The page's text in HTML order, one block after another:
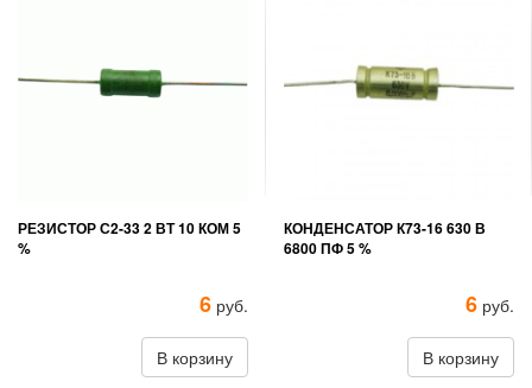
РЕЗИСТОР С2-33 2 ВТ 10 КОМ 5
%
6 руб.
В корзину
КОНДЕНСАТОР К73-16 630 В
6800 ПФ 5 %
6 руб.
В корзину